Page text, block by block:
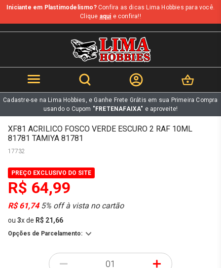
b
Iniciante em Plastimodelismo?Confira as dicas Lima Hobbies para você.
Clique aqui e confira!!
Cadastre-se na Lima Hobbies, e Ganhe Frete Grátis em sua Primeira Compra
usando o Cupom "FRETENAFAIXA" e aproveite!
XF81 ACRILICO FOSCO VERDE ESCURO 2 RAF 10ML
81781 TAMIYA 81781
17732
PREÇO EXCLUSIVO DO SITE
R$ 64,99
R$ 61,745% off à vista no cartão
ou 3xde R$ 21,66
Opções de Parcelamento:
- +